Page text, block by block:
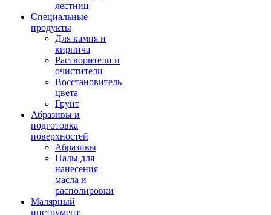
лестниц
Специальные
продукты
Для камня и
кирпича
Растворители и
очистители
Восстановитель
цвета
Грунт
Абразивы и
подготовка
поверхностей
Абразивы
Пады для
нанесения
масла и
располировки
Малярный
инструмент